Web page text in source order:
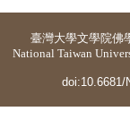
臺灣大學文學院佛
National Taiwan
doi:10.6681/